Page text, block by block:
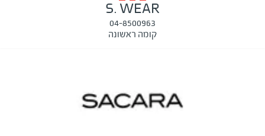
S. WEAR
04-8500963
קומה ראשונה